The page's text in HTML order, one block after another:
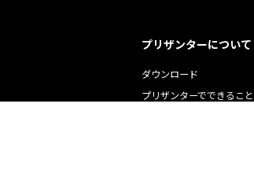
プリザンターについて
ダウンロード
プリザンターでできること